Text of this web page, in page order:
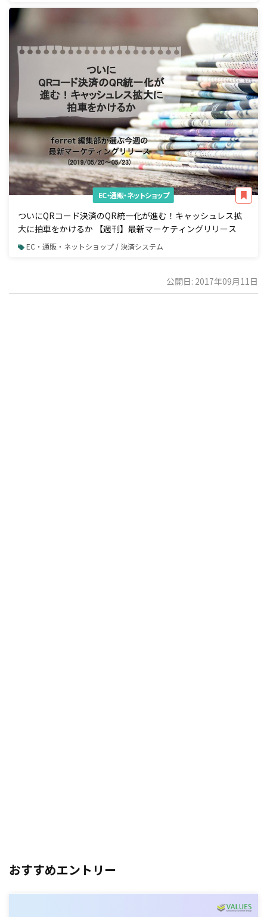
EC・通販・ネットショップ
ついにQRコード決済のQR統一化が進む！キャッシュレス拡
大に拍車をかけるか 【週刊】最新マーケティングリリース
EC・通販・ネットショップ / 決済システム
公開日: 2017年09月11日
おすすめエントリー